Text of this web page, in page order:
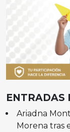
ENTRADAS
Ariadna
Morena tras